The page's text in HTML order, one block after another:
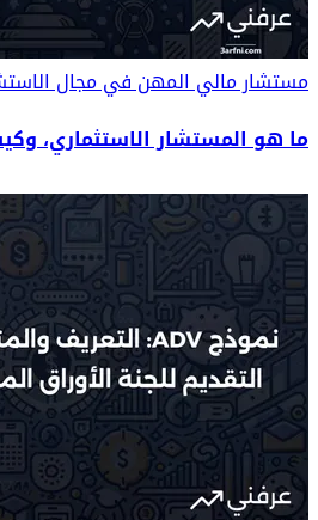
مستشار ماليالمهن في مجال
ما هو المستشار الاستثماري،